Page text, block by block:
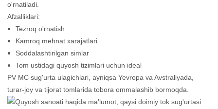
o'rnatiladi.
Afzalliklari:
Tezroq o'rnatish
Kamroq mehnat xarajatlari
Soddalashtirilgan simlar
Tom ustidagi quyosh tizimlari uchun ideal
PV MC sug'urta ulagichlari, ayniqsa Yevropa va Avstraliyada,
turar-joy va tijorat tomlarida tobora ommalashib bormoqda.